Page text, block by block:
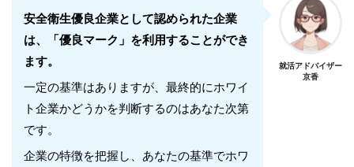
安全衛生優良企業として認められた企業
は、「優良マーク」を利用することができ
ます。
一定の基準はありますが、最終的にホワイ
ト企業かどうかを判断するのはあなた次第
です。
企業の特徴を把握し、あなたの基準でホワ
就活アドバイザー
京香